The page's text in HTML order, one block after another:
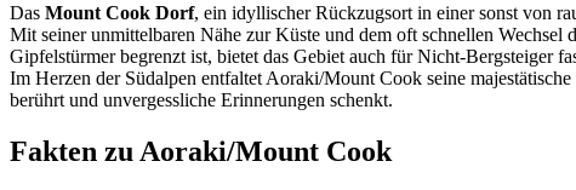
Das Mount Cook Dorf, ein idyllischer Rückzugsort in einer sonst von
Mit seiner unmittelbaren Nähe zur Küste und dem oft schnellen Wechsel
Gipfelstürmer begrenzt ist, bietet das Gebiet auch für Nicht-Bergsteiger
Im Herzen der Südalpen entfaltet Aoraki/Mount Cook seine
berührt und unvergessliche Erinnerungen schenkt.
Fakten zu Aoraki/Mount Cook